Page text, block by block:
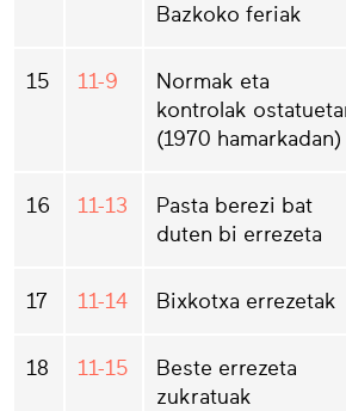
Bazkoko feriak
15 11-9
Normak eta
kontrolak
(1970 hamarkadan)
16 11-13
Pasta berezi bat
duten bi errezeta
17 11-14 Bixkotxa errezetak
18 11-15
Beste errezeta
zukratuak